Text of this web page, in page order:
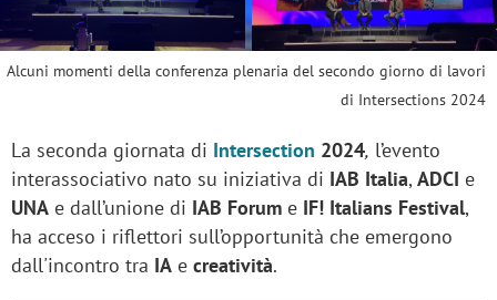
Alcuni momenti della conferenza plenaria del secondo giorno di lavori
di Intersections 2024
La seconda giornata di Intersection 2024, l’evento
interassociativo nato su iniziativa di IAB Italia,ADCI e
UNA e dall’unione di IAB Forum e IF! Italians Festival,
ha acceso i riflettori sull’opportunità che emergono
dall'incontro tra IA e creatività.